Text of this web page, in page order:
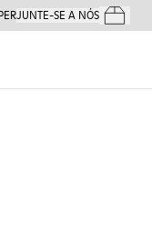
JUNTE-SE A NÓSOs Teus